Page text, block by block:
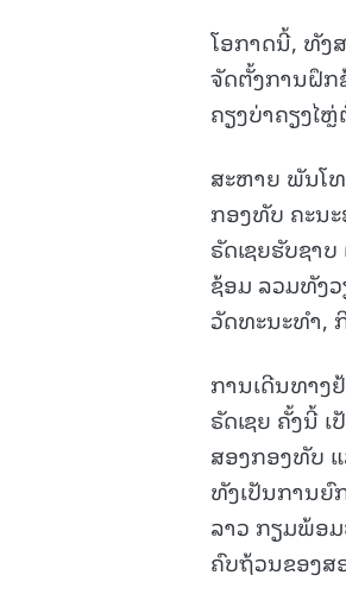
ໂອກາດນີ້, ທັງ
ຈັດຕັ້ງການຝຶກ
ຄຽງບ່າຄຽງໄ
ສະຫາຍ ພັນໂ
ກອງທັບ ຄະນ
ຣັດເຊຍຮັບຊາ
ຊ້ອມ ລວມທັງ
ວັດທະນະທຳ,
ການເດີນທາງ
ຣັດເຊຍ ຄັ້ງນີ້
ສອງກອງທັບ ແ
ທັງເປັນການຍົ
ລາວ ກຽມພ້ອ
ຄົບຖ້ວນຂອງສ